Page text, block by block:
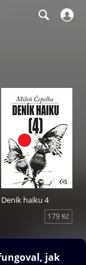
Deník haiku 4
179 Kč